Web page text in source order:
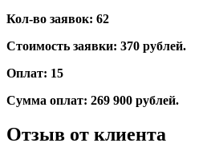
Кол-во заявок: 62
Стоимость заявки: 370 рублей.
Оплат: 15
Сумма оплат: 269 900 рублей.
Отзыв от клиента